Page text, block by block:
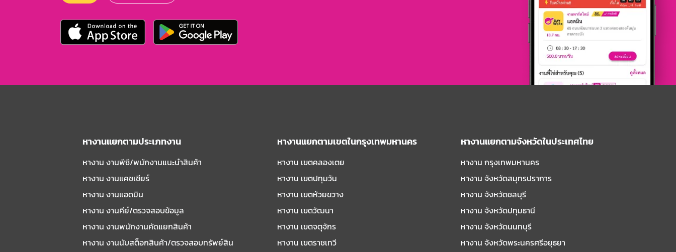
หางานแยกตามประเภทงาน
หางาน งานพีซี/พนักงานแนะนําสินค้า
หางาน งานแคชเชียร์
หางาน งานแอดมิน
หางาน งานคีย์/ตรวจสอบข้อมูล
หางาน งานพนักงานคัดแยกสินค้า
หางาน งานนับสต็อกสินค้า/ตรวจสอบทรัพย์สิน
หางานแยกตามเขตในกรุงเทพมหานคร
หางาน เขตคลองเตย
หางาน เขตปทุมวัน
หางาน เขตห้วยขวาง
หางาน เขตวัฒนา
หางาน เขตจตุจักร
หางาน เขตราชเทวี
หางานแยกตามจังหวัดในประเทศไทย
หางาน กรุงเทพมหานคร
หางาน จังหวัดสมุทรปราการ
หางาน จังหวัดชลบุรี
หางาน จังหวัดปทุมธานี
หางาน จังหวัดนนทบุรี
หางาน จังหวัดพระนครศรีอยุธยา